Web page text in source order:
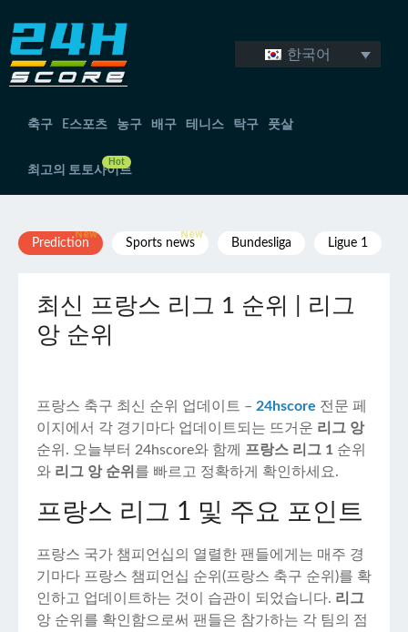
텐
츠
로
건
축구 E스포츠 농구 배구 테니스 탁구 풋살
최고의 토토사이트
한국어
Prediction Sports news Bundesliga Ligue 1
최신 프랑스 리그 1 순위 | 리그
앙 순위
프랑스 축구 최신 순위 업데이트 – 24hscore 전문 페
이지에서 각 경기마다 업데이트되는 뜨거운 리그 앙
순위. 오늘부터 24hscore와 함께 프랑스 리그 1 순위
와 리그 앙 순위 를 빠르고 정확하게 확인하세요.
프랑스 리그 1 및 주요 포인트
프랑스 국가 챔피언십의 열렬한 팬들에게는 매주 경
기마다 프랑스 챔피언십 순위(프랑스 축구 순위)를 확
인하고 업데이트하는 것이 습관이 되었습니다. 리그
앙 순위를 확인함으로써 팬들은 참가하는 각 팀의 점